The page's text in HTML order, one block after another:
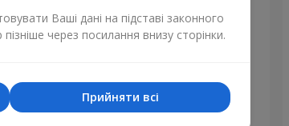
Ваші дані на підставі законного
через посилання внизу сторінки.
Прийняти всі